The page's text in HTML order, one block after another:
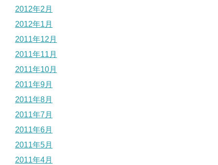
2012年2月
2012年1月
2011年12月
2011年11月
2011年10月
2011年9月
2011年8月
2011年7月
2011年6月
2011年5月
2011年4月